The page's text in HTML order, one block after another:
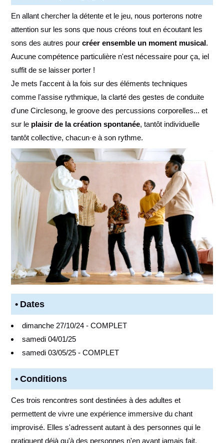
En allant chercher la détente et le jeu, nous porterons notre
attention sur les sons que nous créons tout en écoutant les
sons des autres pourcréer ensemble un moment musical.
Aucune compétence particulière n'est nécessaire pour ça, iel
suffit de se laisser porter !
Je mets l'accent à la fois sur des éléments techniques
comme l'assise rythmique, la clarté des gestes de conduite
d'une Circlesong, le groove des percussions corporelles... et
sur le plaisir de la création spontanée, tantôt individuelle
tantôt collective, chacun·e à son rythme.
Dates
dimanche 27/10/24 - COMPLET
samedi 04/01/25
samedi 03/05/25 - COMPLET
Conditions
Ces trois rencontres sont destinées à des adultes et
permettent de vivre une expérience immersive du chant
improvisé. Elles s'adressent autant à des personnes qui le
pratiquent déjà qu'à des personnes n'en ayant jamais fait.